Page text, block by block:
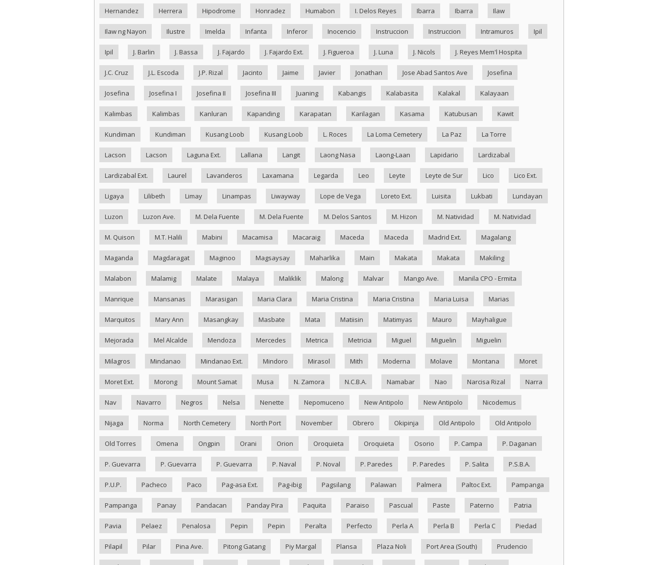
Hernandez Herrera Hipodrome Honradez Humabon I. Delos Reyes Ibarra Ibarra Ilaw
Ilaw ng Nayon Ilustre Imelda Infanta Inferor Inocencio Instruccion Instruccion Intramuros Ipil
Ipil J. Barlin J. Bassa J. Fajardo J. Fajardo Ext. J. Figueroa J. Luna J. Nicols J. Reyes Mem'l Hospita
J.C. Cruz J.L. Escoda J.P. Rizal Jacinto Jaime Javier Jonathan Jose Abad Santos Ave Josefina
Josefina Josefina I Josefina II Josefina III Juaning Kabangis Kalabasita Kalakal Kalayaan
Kalimbas Kalimbas Kanluran Kapanding Karapatan Karilagan Kasama Katubusan Kawit
Kundiman Kundiman Kusang Loob Kusang Loob L. Roces La Loma Cemetery La Paz La Torre
Lacson Lacson Laguna Ext. Lallana Langit Laong Nasa Laong-Laan Lapidario Lardizabal
Lardizabal Ext. Laurel Lavanderos Laxamana Legarda Leo Leyte Leyte de Sur Lico Lico Ext.
Ligaya Lilibeth Limay Linampas Liwayway Lope de Vega Loreto Ext. Luisita Lukbati Lundayan
Luzon Luzon Ave. M. Dela Fuente M. Dela Fuente M. Delos Santos M. Hizon M. Natividad M. Natividad
M. Quison M.T. Halili Mabini Macamisa Macaraig Maceda Maceda Madrid Ext. Magalang
Maganda Magdaragat Maginoo Magsaysay Maharlika Main Makata Makata Makiling
Malabon Malamig Malate Malaya Maliklik Malong Malvar Mango Ave. Manila CPO - Ermita
Manrique Mansanas Marasigan Maria Clara Maria Cristina Maria Cristina Maria Luisa Marias
Marquitos Mary Ann Masangkay Masbate Mata Matiisin Matimyas Mauro Mayhaligue
Mejorada Mel Alcalde Mendoza Mercedes Metrica Metricia Miguel Miguelin Miguelin
Milagros Mindanao Mindanao Ext. Mindoro Mirasol Mith Moderna Molave Montana Moret
Moret Ext. Morong Mount Samat Musa N. Zamora N.C.B.A. Namabar Nao Narcisa Rizal Narra
Nav Navarro Negros Nelsa Nenette Nepomuceno New Antipolo New Antipolo Nicodemus
Nijaga Norma North Cemetery North Port November Obrero Okipinja Old Antipolo Old Antipolo
Old Torres Omena Ongpin Orani Orion Oroquieta Oroquieta Osorio P. Campa P. Daganan
P. Guevarra P. Guevarra P. Guevarra P. Naval P. Noval P. Paredes P. Paredes P. Salita P.S.B.A.
P.U.P. Pacheco Paco Pag-asa Ext. Pag-ibig Pagsilang Palawan Palmera Paltoc Ext. Pampanga
Pampanga Panay Pandacan Panday Pira Paquita Paraiso Pascual Paste Paterno Patria
Pavia Pelaez Penalosa Pepin Pepin Peralta Perfecto Perla A Perla B Perla C Piedad
Pilapil Pilar Pina Ave. Pitong Gatang Piy Margal Plansa Plaza Noli Port Area (South) Prudencio